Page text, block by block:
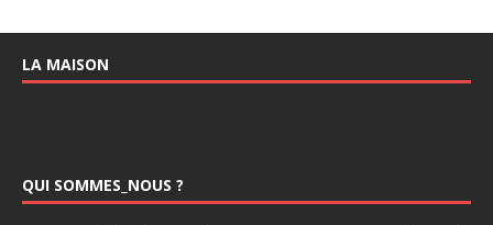
LA MAISON
QUI SOMMES_NOUS ?